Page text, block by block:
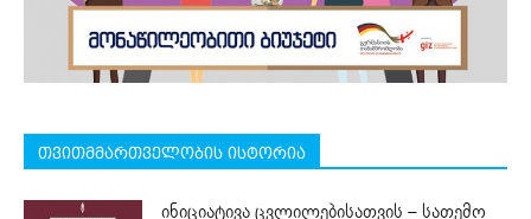
თვითმმართველობის ისტორია
ინიციატივა ცვლილებისათვის – სათემო